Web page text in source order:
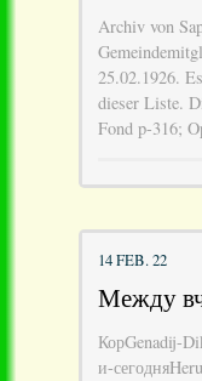
Archiv von
25.02.1926.
dieser Liste.
Fond p-316;
14 FEB. 22
Между
КорGenadij-
и-